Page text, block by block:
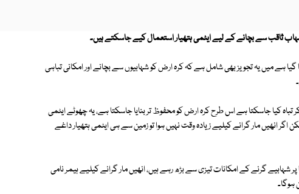
ثاقب سے بچانے کے لیے ایٹمی ہتھیار استعمال کیے جاسکتے ہیں۔
ہے میں یہ تجویز بھی شامل ہے کہ کرہ ارض کو شہابیوں سے بچانے اور امکانی تباہی
تباہ کیا جاسکتا ہے اس طرح کرہ ارض کو محفوظ تر بنایا جاسکتا ہے، یہ چھوٹے ایٹمی
انھیں مار گرانے کیلیے زیادہ وقت نہیں ہوا تو زمین سے ہی ایٹمی ہتھیار داغے
شہابیے گرنے کے امکانات تیزی سے بڑھ رہے ہیں، انھیں مار گرانے کیلیے ہیمر نامی
ہوگا۔